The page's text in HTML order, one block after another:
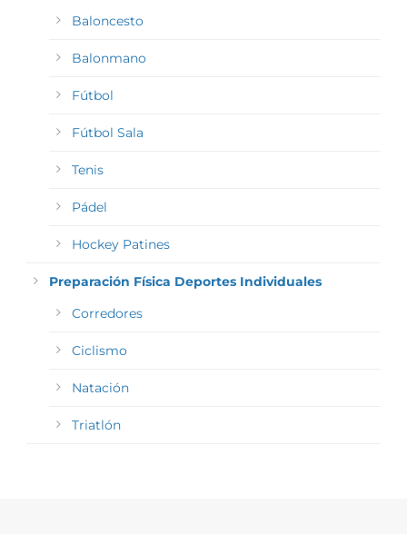
Baloncesto
Balonmano
Fútbol
Fútbol Sala
Tenis
Pádel
Hockey Patines
Preparación Física Deportes Individuales
Corredores
Ciclismo
Natación
Triatlón